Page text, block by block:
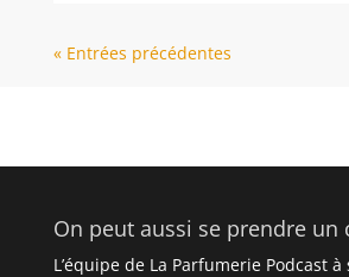
« Entrées précédentes
On peut aussi se prendre un
L’équipe de La Parfumerie Podcast